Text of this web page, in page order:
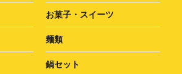
お菓子・スイーツ
麺類
鍋セット